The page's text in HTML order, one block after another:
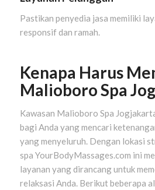
Pastikan penyedia jasa memiliki
responsif dan ramah.
Kenapa Harus
Malioboro Spa
Kawasan Malioboro Spa
bagi Anda yang mencari
yang menyeluruh. Dengan lokasi
spa YourBodyMassages.com ini
layanan yang dirancang untuk
relaksasi Anda. Berikut beberapa